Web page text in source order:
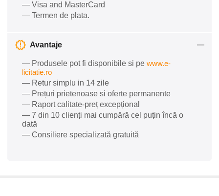
— Visa and MasterCard
— Termen de plata.
Avantaje
— Produsele pot fi disponibile si pe www.e-
licitatie.ro
— Retur simplu in 14 zile
— Prețuri prietenoase si oferte permanente
— Raport calitate-preț excepțional
— 7 din 10 clienți mai cumpără cel puțin încă o
dată
— Consiliere specializată gratuită